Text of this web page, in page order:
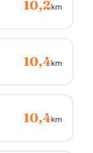
10,2km
10,4km
10,4km